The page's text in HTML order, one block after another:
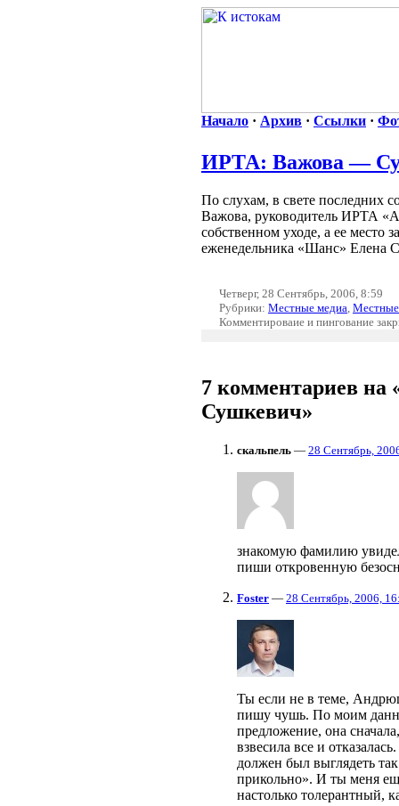
Начало · Архив · Ссылки ·
ИРТА: Важова —
По слухам, в свете последних
Важова, руководитель ИРТА
собственном уходе, а ее место
еженедельника «Шанс» Елена
Четверг, 28 Сентябрь, 2006, 8:59
Рубрики: Местные медиа Местные
Комментироваие и пингование
7 комментариев
Сушкевич»
скальпель — 28 Сентябрь,
знакомую фамилию
пиши откровенную
Foster — 28 Сентябрь, 2006,
Ты если не в теме,
пишу чушь. По моим
предложение, она
взвесила все и
должен был выглядеть
прикольно». И ты меня
настолько толерантный,